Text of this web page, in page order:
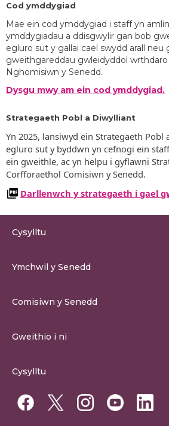
Cod ymddygiad
Mae ein cod ymddygiad i staff yn
ymddygiadau a ddisgwylir gan bob
egluro sut y gallai cael swydd arall
gweithgareddau gwleidyddol
Nghomisiwn y Senedd.
Dysgu mwy am ein cod ymddygiad.
Strategaeth Pobl a Diwylliant
Yn 2025, lansiwyd ein Strategaeth Pobl
egluro sut y byddwn yn cefnogi ein
ein gweithle, ac yn helpu i gyflawni
Corfforaethol Comisiwn y Senedd.
Darllenwch y strategaeth i gael
Cysylltu
Cysylltu â Senedd Cymru
Ymchwil y Senedd
Comisiwn y Senedd
Fframwaith Llywodraethu Corfforaethol y
Gweithio i ni
Gweithio i Aelod Senedd
Cysylltu